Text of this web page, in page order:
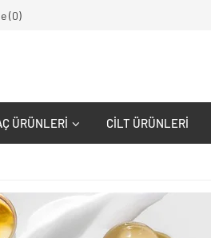
( 0)
ÜRÜNLERI CILT ÜRÜNLERI